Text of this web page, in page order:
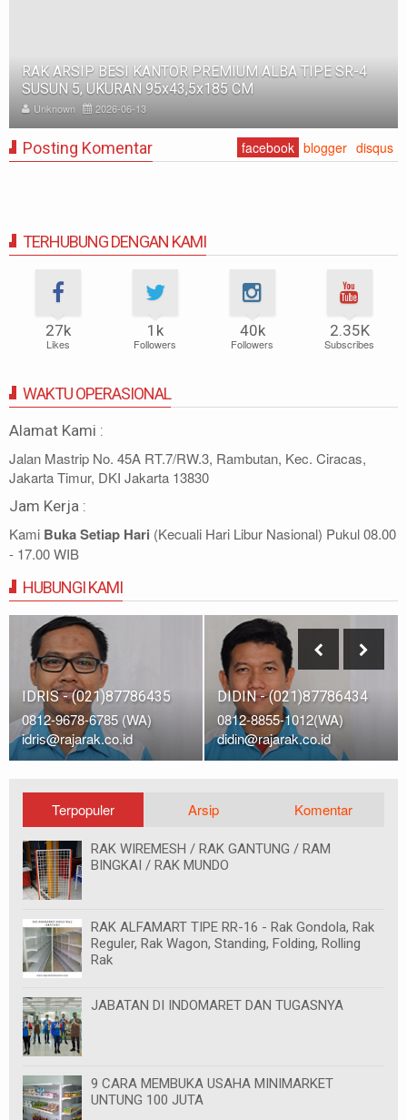
RAK BESI SUSUN GUDANG PABRIK MEDIUM DUTY ZA-
500, WARNA FULL BIRU, UKURAN 150x100x200 CM
Unknown 2025-11-12
Posting Komentar facebook blogger disqus
TERHUBUNG DENGAN KAMI
27k
Likes
1k
Followers
40k
Followers
2.35K
Subscribes
WAKTU OPERASIONAL
Alamat Kami :
Jalan Mastrip No. 45A RT.7/RW.3, Rambutan, Kec. Ciracas,
Jakarta Timur, DKI Jakarta 13830
Jam Kerja :
Kami Buka Setiap Hari (Kecuali Hari Libur Nasional) Pukul 08.00
- 17.00 WIB
HUBUNGI KAMI
IDRIS - (021)87786435
0812-9678-6785 (WA)
idris@rajarak.co.id
DIDIN - (021)87786434
0812-8855-1012(WA)
didin@rajarak.co.id
Terpopuler Arsip Komentar
RAK WIREMESH / RAK GANTUNG / RAM
BINGKAI / RAK MUNDO
RAK ALFAMART TIPE RR-16 - Rak Gondola, Rak
Reguler, Rak Wagon, Standing, Folding, Rolling
Rak
JABATAN DI INDOMARET DAN TUGASNYA
9 CARA MEMBUKA USAHA MINIMARKET
UNTUNG 100 JUTA